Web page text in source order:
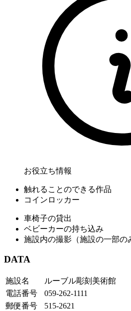
お役立ち情報
触れることのできる作品
コインロッカー
車椅子の貸出
ベビーカーの持ち込み
施設内の撮影（施設の一部の
DATA
施設名
ルーブル彫刻美術館
電話番号
059-262-1111
郵便番号
515-2621